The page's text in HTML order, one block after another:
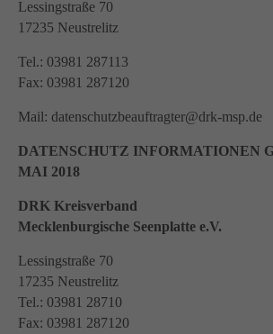
Lorem ipsum dolor sit amet,
elit.
Aenean commodo ligula eget dolor.
Cum sociis natoque penatibus et magnis
montes, nascetur ridiculus mus. Donec
Lessingstraße 70
17235 Neustrelitz
Tel.: 03981 287113
Fax: 03981 287120
Mail: datenschutzbeauftragter@drk-msp.de
DATENSCHUTZ INFORMATIONEN
MAI 2018
DRK Kreisverband
Mecklenburgische Seenplatte e.V.
Lessingstraße 70
17235 Neustrelitz
Tel.: 03981 28710
Fax: 03981 287120